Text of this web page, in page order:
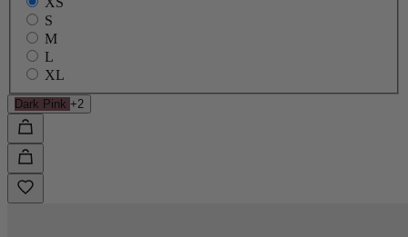
S
M
L
XL
Dark Pink +2